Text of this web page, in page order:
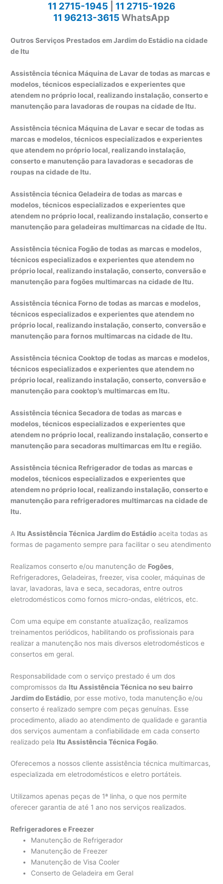
11 2715-1945
11 2715-1926
11 96213-3615 WhatsApp
Outros Serviços Prestados em Jardim do Estádio na cidade
de Itu
Assistência técnica Máquina de Lavar de todas as marcas e
modelos, técnicos especializados e experientes que
atendem no próprio local, realizando instalação, conserto e
manutenção para lavadoras de roupas na cidade de Itu.
Assistência técnica Máquina de Lavar e secar de todas as
marcas e modelos, técnicos especializados e experientes
que atendem no próprio local, realizando instalação,
conserto e manutenção para lavadoras e secadoras de
roupas na cidade de Itu.
Assistência técnica Geladeira de todas as marcas e
modelos, técnicos especializados e experientes que
atendem no próprio local, realizando instalação, conserto e
manutenção para geladeiras multimarcas na cidade de Itu.
Assistência técnica Fogão de todas as marcas e modelos,
técnicos especializados e experientes que atendem no
próprio local, realizando instalação, conserto, conversão e
manutenção para fogões multimarcas na cidade de Itu.
Assistência técnica Forno de todas as marcas e modelos,
técnicos especializados e experientes que atendem no
próprio local, realizando instalação, conserto, conversão e
manutenção para fornos multimarcas na cidade de Itu.
Assistência técnica Cooktop de todas as marcas e modelos,
técnicos especializados e experientes que atendem no
próprio local, realizando instalação, conserto, conversão e
manutenção para cooktop’s multimarcas em Itu.
Assistência técnica Secadora de todas as marcas e
modelos, técnicos especializados e experientes que
atendem no próprio local, realizando instalação, conserto e
manutenção para secadoras multimarcas em Itu e região.
Assistência técnica Refrigerador de todas as marcas e
modelos, técnicos especializados e experientes que
atendem no próprio local, realizando instalação, conserto e
manutenção para refrigeradores multimarcas na cidade de
Itu.
A Itu Assistência Técnica Jardim do Estádio aceita todas as
formas de pagamento sempre para facilitar o seu atendimento
Realizamos conserto e/ou manutenção de Fogões,
Refrigeradores, Geladeiras, freezer, visa cooler, máquinas de
lavar, lavadoras, lava e seca, secadoras, entre outros
eletrodomésticos como fornos micro-ondas, elétricos, etc.
Com uma equipe em constante atualização, realizamos
treinamentos periódicos, habilitando os profissionais para
realizar a manutenção nos mais diversos eletrodomésticos e
consertos em geral.
Responsabilidade com o serviço prestado é um dos
compromissos da Itu Assistência Técnica no seu bairro
Jardim do Estádio, por esse motivo, toda manutenção e/ou
conserto é realizado sempre com peças genuínas. Esse
procedimento, aliado ao atendimento de qualidade e garantia
dos serviços aumentam a confiabilidade em cada conserto
realizado pela Itu Assistência Técnica Fogão.
Oferecemos a nossos cliente assistência técnica multimarcas,
especializada em eletrodomésticos e eletro portáteis.
Utilizamos apenas peças de 1ª linha, o que nos permite
oferecer garantia de até 1 ano nos serviços realizados.
Refrigeradores e Freezer
Manutenção de Refrigerador
Manutenção de Freezer
Manutenção de Visa Cooler
Conserto de Geladeira em Geral